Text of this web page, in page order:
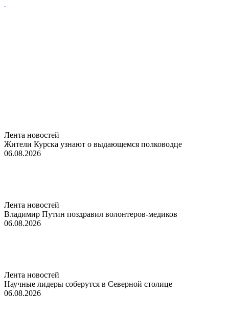
Лента новостей
Жители Курска узнают о выдающемся полководце
06.08.2026
Лента новостей
Владимир Путин поздравил волонтеров-медиков
06.08.2026
Лента новостей
Научные лидеры соберутся в Северной столице
06.08.2026